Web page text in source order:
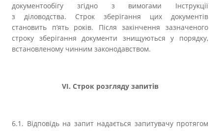
документообігу згідно з вимогами Інструкції
з діловодства. Строк зберігання цих документів
становить п’ять років. Після закінчення зазначеного
строку зберігання документи знищуються у порядку,
встановленому чинним законодавством.
VІ. Строк розгляду запитів
6.1. Відповідь на запит надається запитувачу протягом